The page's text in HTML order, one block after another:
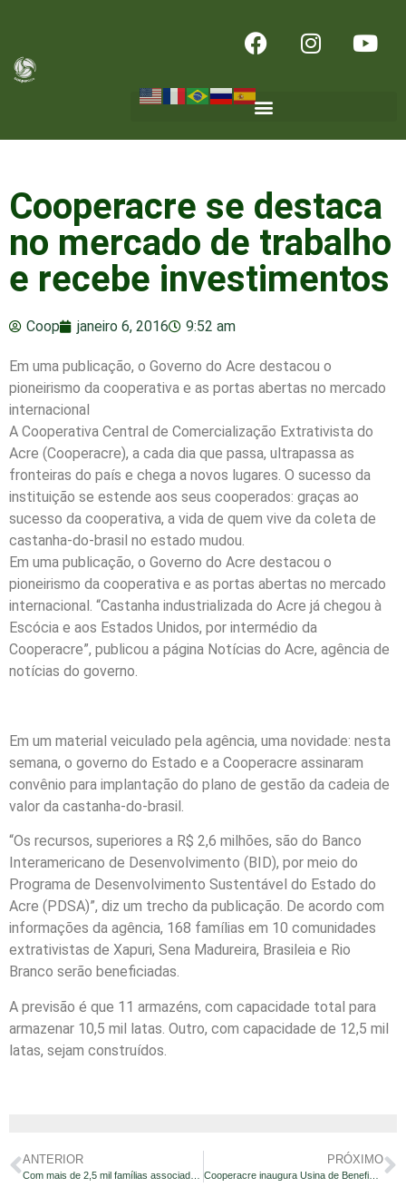
Cooperacre se destaca
no mercado de trabalho
e recebe investimentos
Coop janeiro 6, 2016 9:52 am
Em uma publicação, o Governo do Acre destacou o
pioneirismo da cooperativa e as portas abertas no mercado
internacional
A Cooperativa Central de Comercialização Extrativista do
Acre (Cooperacre), a cada dia que passa, ultrapassa as
fronteiras do país e chega a novos lugares. O sucesso da
instituição se estende aos seus cooperados: graças ao
sucesso da cooperativa, a vida de quem vive da coleta de
castanha-do-brasil no estado mudou.
Em uma publicação, o Governo do Acre destacou o
pioneirismo da cooperativa e as portas abertas no mercado
internacional. “Castanha industrializada do Acre já chegou à
Escócia e aos Estados Unidos, por intermédio da
Cooperacre”, publicou a página Notícias do Acre, agência de
notícias do governo.
Em um material veiculado pela agência, uma novidade: nesta
semana, o governo do Estado e a Cooperacre assinaram
convênio para implantação do plano de gestão da cadeia de
valor da castanha-do-brasil.
“Os recursos, superiores a R$ 2,6 milhões, são do Banco
Interamericano de Desenvolvimento (BID), por meio do
Programa de Desenvolvimento Sustentável do Estado do
Acre (PDSA)”, diz um trecho da publicação. De acordo com
informações da agência, 168 famílias em 10 comunidades
extrativistas de Xapuri, Sena Madureira, Brasileia e Rio
Branco serão beneficiadas.
A previsão é que 11 armazéns, com capacidade total para
armazenar 10,5 mil latas. Outro, com capacidade de 12,5 mil
latas, sejam construídos.
ANTERIOR PRÓXIMO
Cooperacre inaugura Usina de Beneficiamento de Castanha e quer ser a maior produtora do mundo